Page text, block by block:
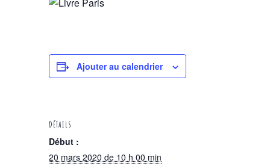
Ajouter au calendrier
DÉTAILS
Début :
20 mars 2020 de 10 h 00 min